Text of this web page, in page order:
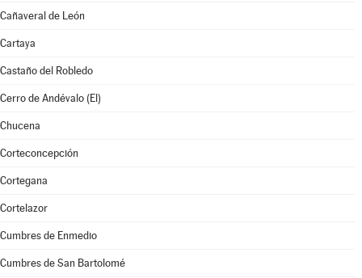
Cañaveral de León
Cartaya
Castaño del Robledo
Cerro de Andévalo (El)
Chucena
Corteconcepción
Cortegana
Cortelazor
Cumbres de Enmedio
Cumbres de San Bartolomé